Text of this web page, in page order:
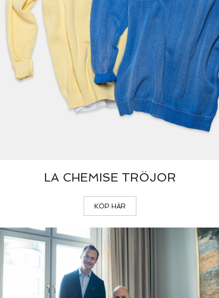
LA CHEMISE TRÖJOR
KÖP HÄR